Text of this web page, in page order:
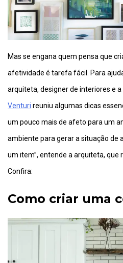
Mas se engana quem pensa que
afetividade é tarefa fácil. Para
arquiteta, designer de interiores e
Venturi reuniu algumas dicas
um pouco mais de afeto para um
ambiente para gerar a situação de
um item”, entende a arquiteta, que
Confira:
Como criar uma